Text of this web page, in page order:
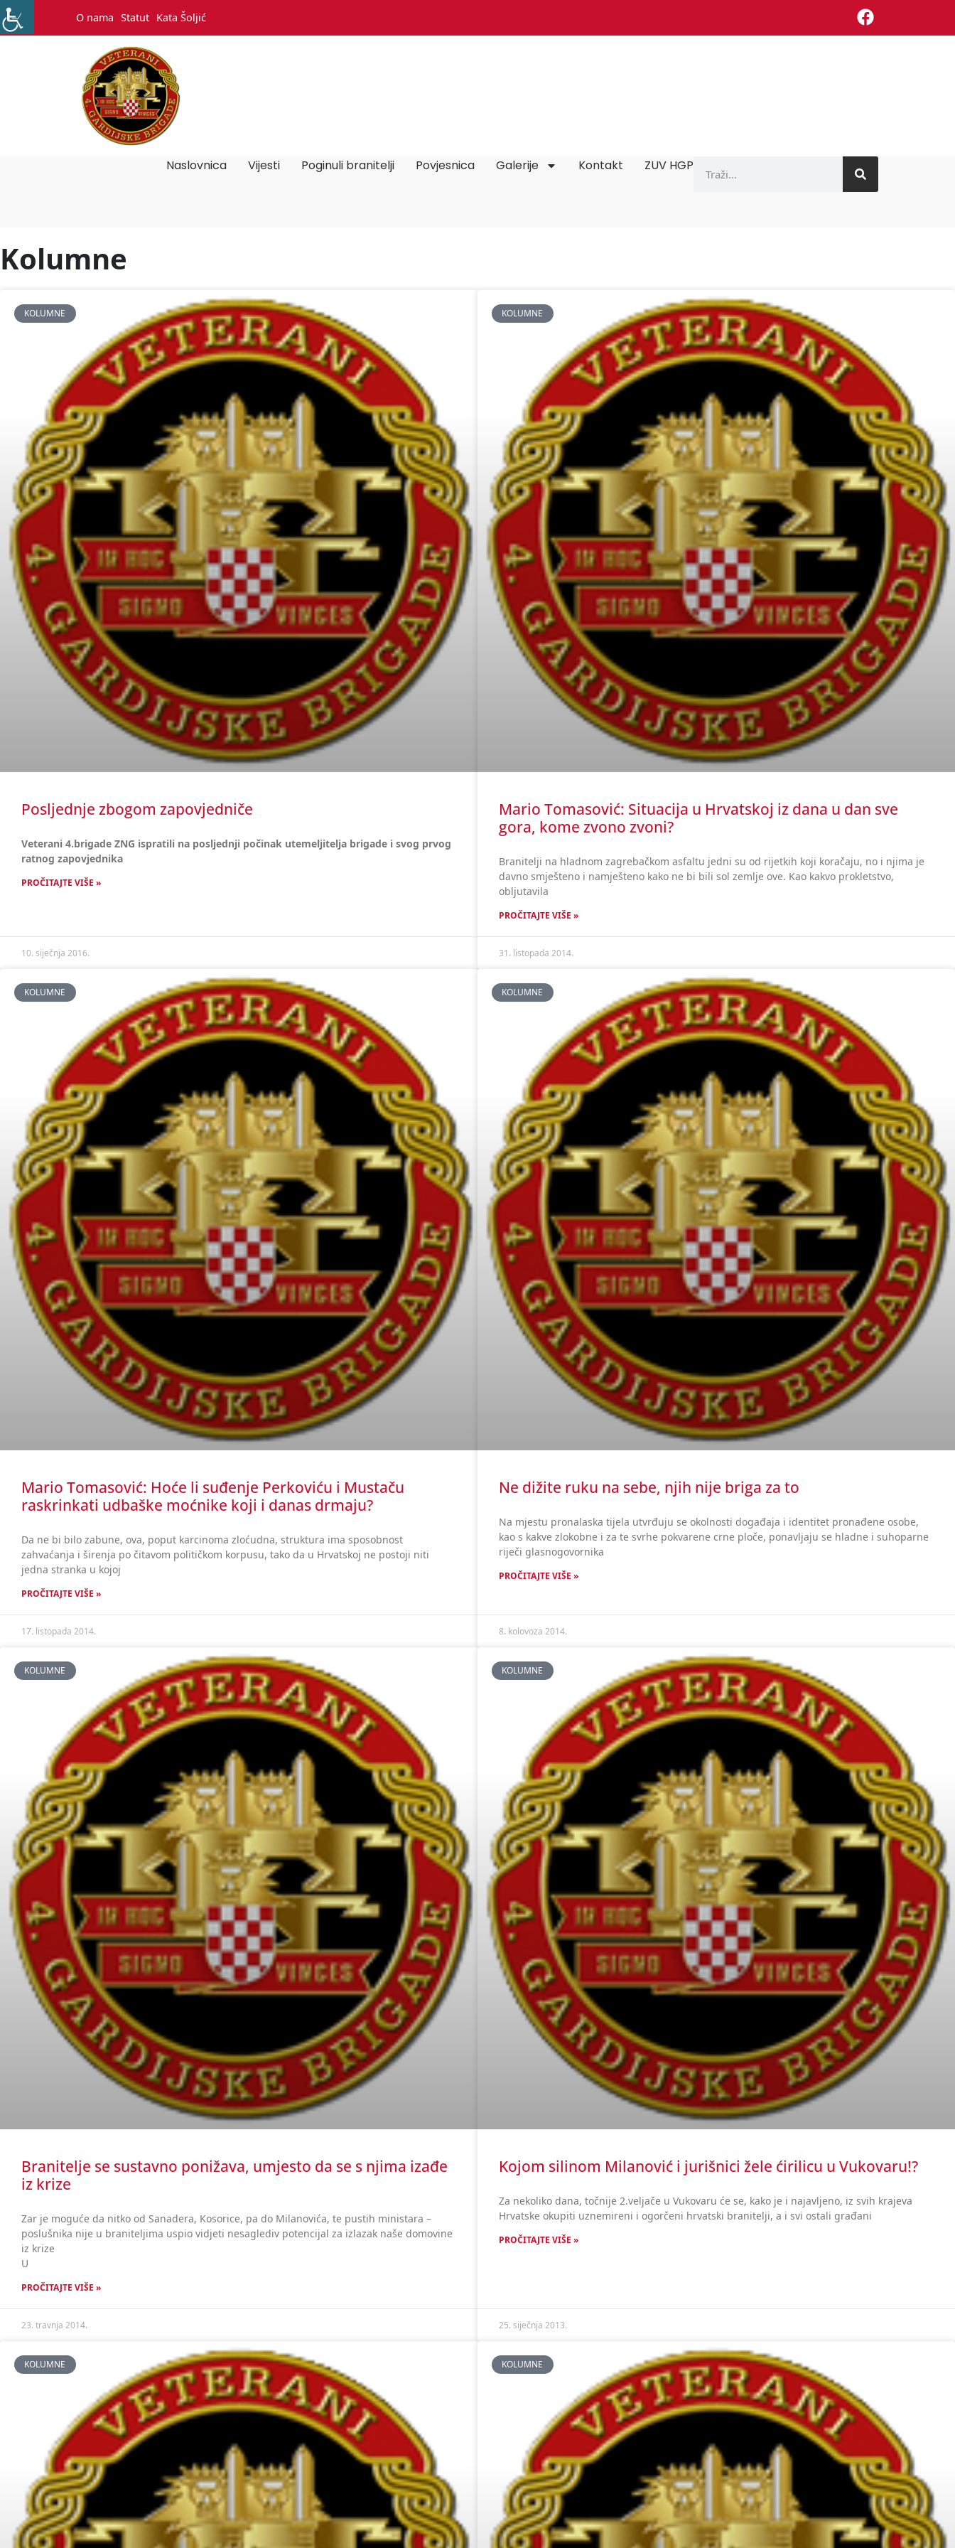
O nama Statut Kata Šoljić
Naslovnica Vijesti Poginuli branitelji Povjesnica Galerije Kontakt ZUV HGP
Kolumne
KOLUMNE
Posljednje zbogom zapovjedniče
Veterani 4.brigade ZNG ispratili na posljednji počinak utemeljitelja brigade i svog prvog
ratnog zapovjednika
PROČITAJTE VIŠE »
10. siječnja 2016.
KOLUMNE
Mario Tomasović: Situacija u Hrvatskoj iz dana u dan sve
gora, kome zvono zvoni?
Branitelji na hladnom zagrebačkom asfaltu jedni su od rijetkih koji koračaju, no i njima je
davno smješteno i namješteno kako ne bi bili sol zemlje ove. Kao kakvo prokletstvo,
obljutavila
PROČITAJTE VIŠE »
31. listopada 2014.
KOLUMNE
Mario Tomasović: Hoće li suđenje Perkoviću i Mustaču
raskrinkati udbaške moćnike koji i danas drmaju?
Da ne bi bilo zabune, ova, poput karcinoma zloćudna, struktura ima sposobnost
zahvaćanja i širenja po čitavom političkom korpusu, tako da u Hrvatskoj ne postoji niti
jedna stranka u kojoj
PROČITAJTE VIŠE »
17. listopada 2014.
KOLUMNE
Ne dižite ruku na sebe, njih nije briga za to
Na mjestu pronalaska tijela utvrđuju se okolnosti događaja i identitet pronađene osobe,
kao s kakve zlokobne i za te svrhe pokvarene crne ploče, ponavljaju se hladne i suhoparne
riječi glasnogovornika
PROČITAJTE VIŠE »
8. kolovoza 2014.
KOLUMNE
Branitelje se sustavno ponižava, umjesto da se s njima izađe
iz krize
Zar je moguće da nitko od Sanadera, Kosorice, pa do Milanovića, te pustih ministara –
poslušnika nije u braniteljima uspio vidjeti nesaglediv potencijal za izlazak naše domovine
iz krize
U
PROČITAJTE VIŠE »
23. travnja 2014.
KOLUMNE
Kojom silinom Milanović i jurišnici žele ćirilicu u Vukovaru!?
Za nekoliko dana, točnije 2.veljače u Vukovaru će se, kako je i najavljeno, iz svih krajeva
Hrvatske okupiti uznemireni i ogorčeni hrvatski branitelji, a i svi ostali građani
PROČITAJTE VIŠE »
25. siječnja 2013.
KOLUMNE KOLUMNE